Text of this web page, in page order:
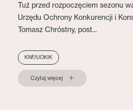
Tuż przed rozpoczęciem sezonu
Urzędu Ochrony Konkurencji i
Tomasz Chróstny, post...
KNF/UOKIK
Czytaj więcej